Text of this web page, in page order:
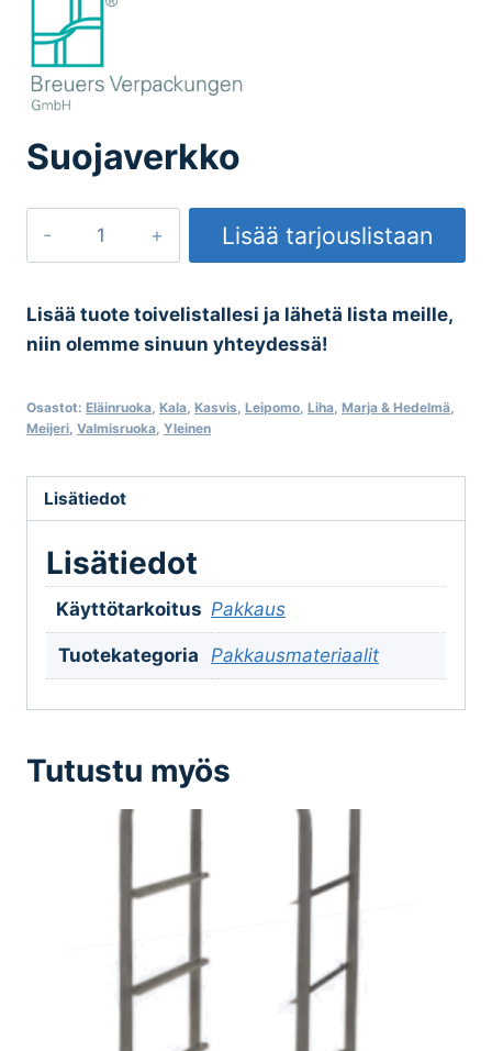
Suojaverkko
Lisää tarjouslistaan
Lisää tuote toivelistallesi ja lähetä lista meille,
niin olemme sinuun yhteydessä!
Osastot: Eläinruoka Kala Kasvis Leipomo Liha Marja & Hedelmä
Meijeri Valmisruoka Yleinen
Lisätiedot
Lisätiedot
Käyttötarkoitus Pakkaus
Tuotekategoria Pakkausmateriaalit
Tutustu myös